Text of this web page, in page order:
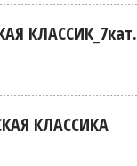
КЛАССИК_7кат.
КЛАССИКА